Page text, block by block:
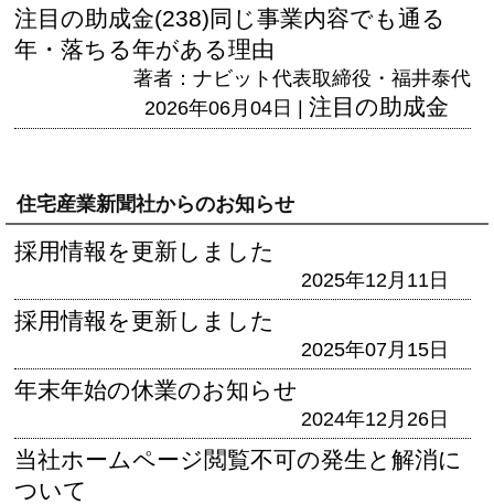
注目の助成金(238)同じ事業内容でも通る
年・落ちる年がある理由
著者：ナビット代表取締役・福井泰代
2026年06月04日 | 注目の助成金
住宅産業新聞社からのお知らせ
採用情報を更新しました
2025年12月11日
採用情報を更新しました
2025年07月15日
年末年始の休業のお知らせ
2024年12月26日
当社ホームページ閲覧不可の発生と解消に
ついて